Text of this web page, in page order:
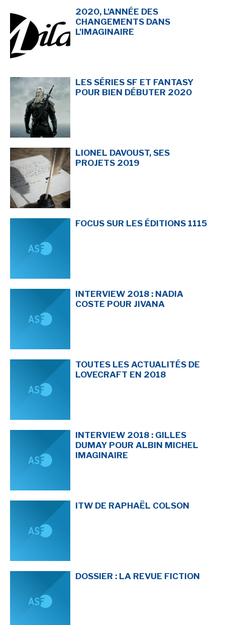
2020, L'ANNÉE DES
CHANGEMENTS DANS
L'IMAGINAIRE
LES SÉRIES SF ET FANTASY
POUR BIEN DÉBUTER 2020
LIONEL DAVOUST, SES
PROJETS 2019
FOCUS SUR LES ÉDITIONS 1115
INTERVIEW 2018 : NADIA
COSTE POUR JIVANA
TOUTES LES ACTUALITÉS DE
LOVECRAFT EN 2018
INTERVIEW 2018 : GILLES
DUMAY POUR ALBIN MICHEL
IMAGINAIRE
ITW DE RAPHAËL COLSON
DOSSIER : LA REVUE FICTION